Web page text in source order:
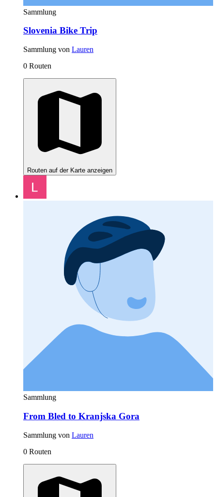
Sammlung
Slovenia Bike Trip
Sammlung von Lauren
0 Routen
Routen auf der Karte anzeigen
Sammlung
From Bled to Kranjska Gora
Sammlung von Lauren
0 Routen